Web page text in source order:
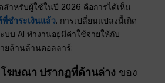
ำหรับผู้ใช้ในปี 2026 คือการได้เห็น
ชำระเงินแล้ว. การเปลี่ยนแปลงนี้เกิด
บบ AI ทำงานอยู่มีค่าใช้จ่ายให้กับ
ยล้านล้านดอลลาร์:
โฆษณา ปรากฏที่ด้านล่าง ของ